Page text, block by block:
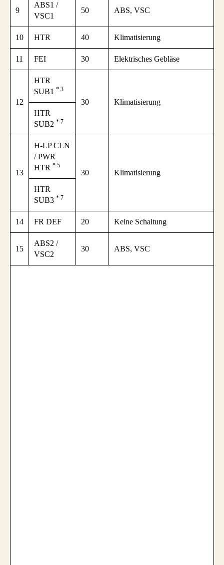
9
ABS1 /
VSC1
50 ABS, VSC
10 HTR 40 Klimatisierung
11 FEI 30 Elektrisches Gebläse
12
HTR
SUB1 * 3
30
Klimatisierung
HTR
SUB2 * 7
13
H-LP CLN
/ PWR
HTR * 5
30
Klimatisierung
HTR
SUB3 * 7
14 FR DEF 20 Keine Schaltung
15
ABS2 /
VSC2
30 ABS, VSC